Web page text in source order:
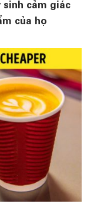
sinh cảm giác
của họ